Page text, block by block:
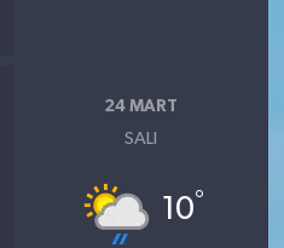
24 MART
SALI
10°